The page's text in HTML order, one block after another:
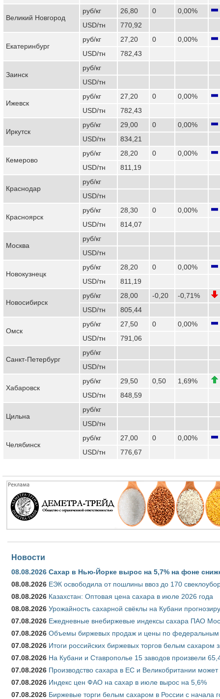
Великий Новгород
руб/кг 26,80 0
0,00%
USD/тн
770,92
Екатеринбург
руб/кг 27,20 0
0,00%
USD/тн
782,43
Заинск
руб/кг
USD/тн
Ижевск
руб/кг 27,20 0
0,00%
USD/тн
782,43
Иркутск
руб/кг 29,00 0
0,00%
USD/тн
834,21
Кемерово
руб/кг 28,20 0
0,00%
USD/тн
811,19
Краснодар
руб/кг
USD/тн
Красноярск
руб/кг 28,30 0
0,00%
USD/тн
814,07
Москва
руб/кг
USD/тн
Новокузнецк
руб/кг 28,20 0
0,00%
USD/тн
811,19
Новосибирск
руб/кг 28,00 -0,20
-0,71%
USD/тн
805,44
Омск
руб/кг 27,50 0
0,00%
USD/тн
791,06
Санкт-Петербург
руб/кг
USD/тн
Хабаровск
руб/кг 29,50 0,50
1,69%
USD/тн
848,59
Цильна
руб/кг
USD/тн
Челябинск
руб/кг 27,00 0
0,00%
USD/тн
776,67
Новости
08.08.2026 Сахар в Нью-Йорке вырос на 5,7% на фоне
08.08.2026 ЕЭК освободила от пошлины ввоз до 170
08.08.2026 Казахстан: Оптовая цена сахара в июле 2026 года
08.08.2026 Урожайность сахарной свёклы на Кубани
07.08.2026 Ежедневные внебиржевые индексы сахара ПАО
07.08.2026 Объемы биржевых продаж и цены по федеральным
07.08.2026 Итоги российских биржевых торгов белым сахаром
07.08.2026 На Кубани и Ставрополье 15 заводов произвели
07.08.2026 Производство сахара в ЕС и Великобритании
07.08.2026 Индекс цен ФАО на сахар в июле вырос на 5,6%
07.08.2026 Биржевые торги белым сахаром в России с начала